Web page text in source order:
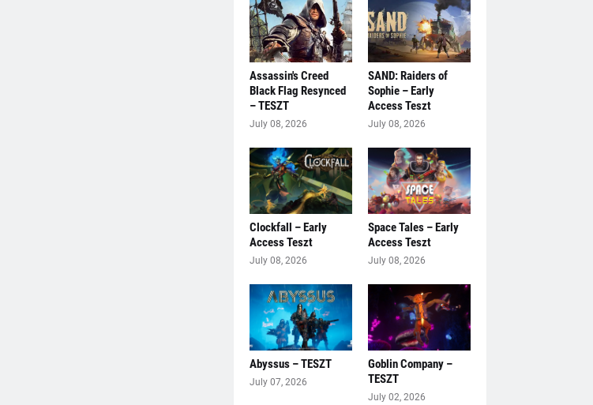
Assassin's Creed
Black Flag Resynced
– TESZT
July 08, 2026
SAND: Raiders of
Sophie – Early
Access Teszt
July 08, 2026
Clockfall – Early
Access Teszt
July 08, 2026
Space Tales – Early
Access Teszt
July 08, 2026
Abyssus – TESZT
July 07, 2026
Goblin Company –
TESZT
July 02, 2026